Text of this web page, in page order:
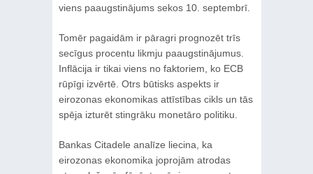
viens paaugstinājums sekos 10. septembrī.
Tomēr pagaidām ir pāragri prognozēt trīs
secīgus procentu likmju paaugstinājumus.
Inflācija ir tikai viens no faktoriem, ko ECB
rūpīgi izvērtē. Otrs būtisks aspekts ir
eirozonas ekonomikas attīstības cikls un tās
spēja izturēt stingrāku monetāro politiku.
Bankas Citadele analīze liecina, ka
eirozonas ekonomika joprojām atrodas